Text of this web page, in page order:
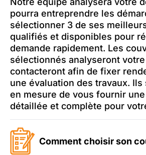
pourra entreprendre les
sélectionner 3 de ses
qualifiés et disponibles pour
demande rapidement. Les
sélectionnés analyseront
contacteront afin de fixer
une évaluation des travaux.
en mesure de vous fournir
détaillée et complète pour
Comment choisir son